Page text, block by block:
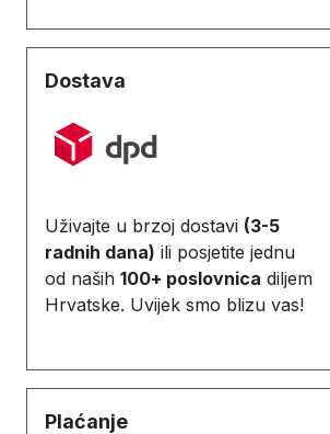
Dostava
Uživajte u brzoj dostavi (3-5
radnih dana) ili posjetite jednu
od naših 100+ poslovnica diljem
Hrvatske. Uvijek smo blizu vas!
Plaćanje